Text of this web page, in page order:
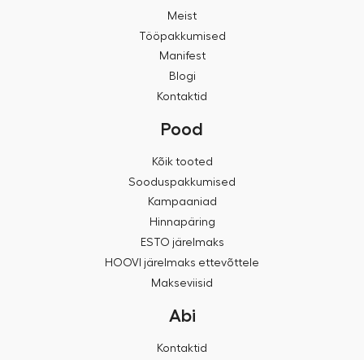
Meist
Tööpakkumised
Manifest
Blogi
Kontaktid
Pood
Kõik tooted
Sooduspakkumised
Kampaaniad
Hinnapäring
ESTO järelmaks
HOOVI järelmaks ettevõttele
Makseviisid
Abi
Kontaktid